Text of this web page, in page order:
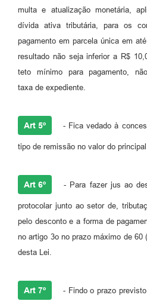
multa e atualização monetária,
dívida ativa tributária, para os
pagamento em parcela única em
resultado não seja inferior a R$
teto mínimo para pagamento,
taxa de expediente.
Art 5º - Fica vedado à
tipo de remissão no valor do
Art 6º - Para fazer jus ao
protocolar junto ao setor de,
pelo desconto e a forma de
no artigo 3o no prazo máximo de 60
desta Lei.
Art 7º - Findo o prazo